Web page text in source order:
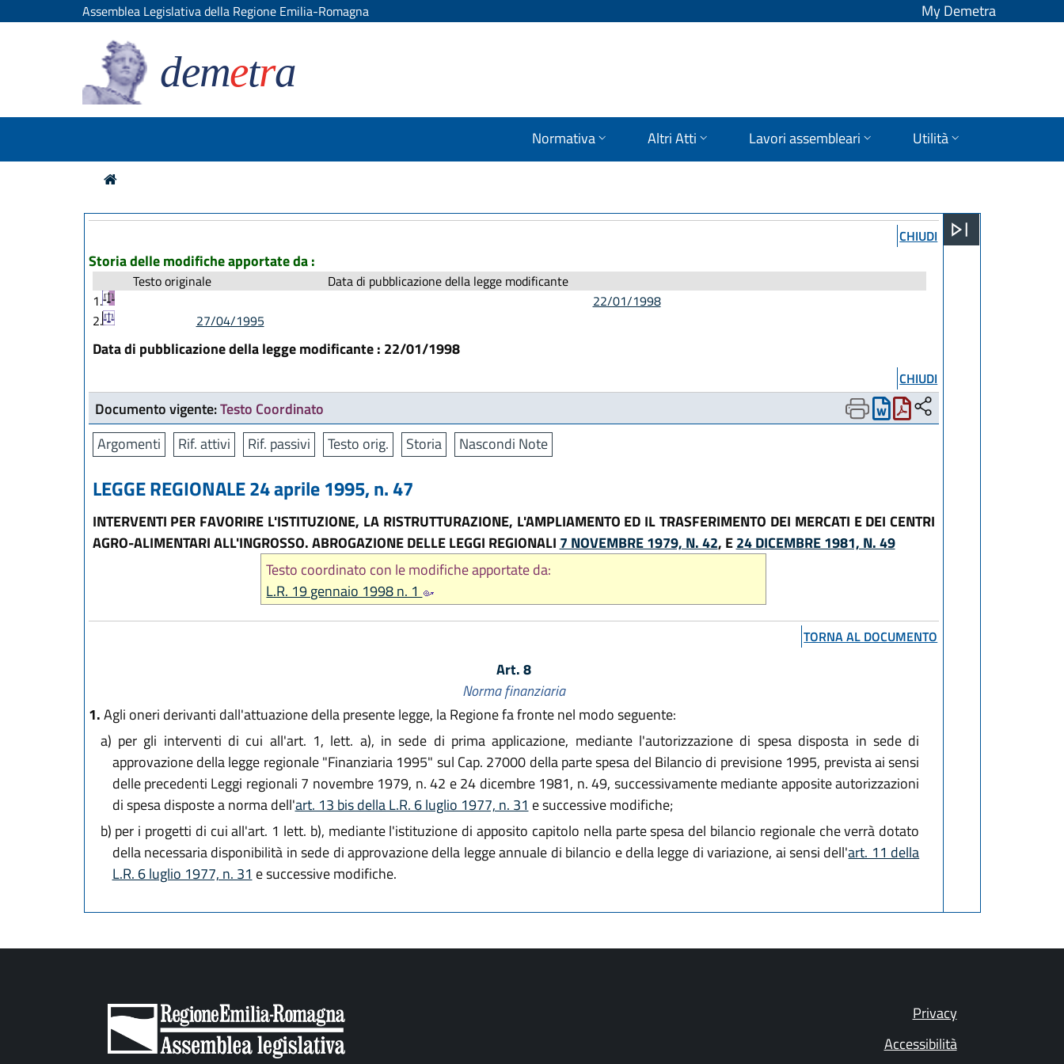
Assemblea Legislativa della Regione Emilia-Romagna My Demetra
demetra
Normativa Altri Atti Lavori assembleari Utilità
CHIUDI
Storia delle modifiche apportate da :
Testo originale
Data di pubblicazione della legge modificante
1.
22/01/1998
2.
27/04/1995
Data di pubblicazione della legge modificante : 22/01/1998
CHIUDI
Documento vigente:Testo Coordinato
Argomenti
Rif. attivi Rif. passivi Testo orig. Storia Nascondi Note
LEGGE REGIONALE 24 aprile 1995, n. 47
INTERVENTI PER FAVORIRE L'ISTITUZIONE, LA RISTRUTTURAZIONE, L'AMPLIAMENTO ED IL TRASFERIMENTO DEI MERCATI E DEI CENTRI
AGRO-ALIMENTARI ALL'INGROSSO. ABROGAZIONE DELLE LEGGI REGIONALI 7 NOVEMBRE 1979, N. 42, E24 DICEMBRE 1981, N. 49
Testo coordinato con le modifiche apportate da:
L.R. 19 gennaio 1998 n. 1
TORNA AL DOCUMENTO
Art. 8
Norma finanziaria
1.Agli oneri derivanti dall'attuazione della presente legge, la Regione fa fronte nel modo seguente:
a) per gli interventi di cui all'art. 1, lett. a), in sede di prima applicazione, mediante l'autorizzazione di spesa disposta in sede di
approvazione della legge regionale "Finanziaria 1995" sul Cap. 27000 della parte spesa del Bilancio di previsione 1995, prevista ai sensi
delle precedenti Leggi regionali 7 novembre 1979, n. 42 e 24 dicembre 1981, n. 49, successivamente mediante apposite autorizzazioni
di spesa disposte a norma dell'art. 13 bis della L.R. 6 luglio 1977, n. 31 e successive modifiche;
b) per i progetti di cui all'art. 1 lett. b), mediante l'istituzione di apposito capitolo nella parte spesa del bilancio regionale che verrà dotato
della necessaria disponibilità in sede di approvazione della legge annuale di bilancio e della legge di variazione, ai sensi dell'art. 11 della
L.R. 6 luglio 1977, n. 31 e successive modifiche.
Privacy
Accessibilità